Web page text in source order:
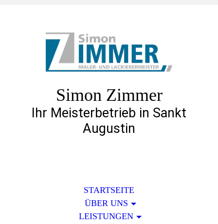
Simon Zimmer
Ihr Meisterbetrieb in Sankt
Augustin
STARTSEITE
ÜBER UNS
LEISTUNGEN